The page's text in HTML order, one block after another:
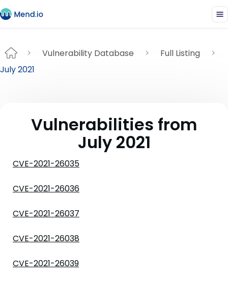
Vulnerability Database
Full Listing
July 2021
Vulnerabilities from
July 2021
CVE-2021-26035
CVE-2021-26036
CVE-2021-26037
CVE-2021-26038
CVE-2021-26039